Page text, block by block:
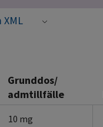
XML
Grunddos/
admtillfälle
10 mg